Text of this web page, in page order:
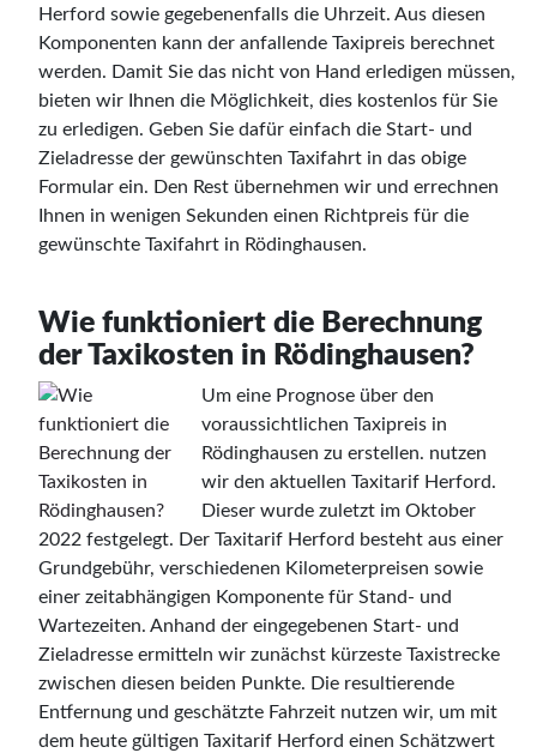
Herford sowie gegebenenfalls die Uhrzeit. Aus diesen
Komponenten kann der anfallende Taxipreis berechnet
werden. Damit Sie das nicht von Hand erledigen müssen,
bieten wir Ihnen die Möglichkeit, dies kostenlos für Sie
zu erledigen. Geben Sie dafür einfach die Start- und
Zieladresse der gewünschten Taxifahrt in das obige
Formular ein. Den Rest übernehmen wir und errechnen
Ihnen in wenigen Sekunden einen Richtpreis für die
gewünschte Taxifahrt in Rödinghausen.
Wie funktioniert die Berechnung
der Taxikosten in Rödinghausen?
Um eine Prognose über den
voraussichtlichen Taxipreis in
Rödinghausen zu erstellen. nutzen
wir den aktuellen Taxitarif Herford.
Dieser wurde zuletzt im Oktober
2022 festgelegt. Der Taxitarif Herford besteht aus einer
Grundgebühr, verschiedenen Kilometerpreisen sowie
einer zeitabhängigen Komponente für Stand- und
Wartezeiten. Anhand der eingegebenen Start- und
Zieladresse ermitteln wir zunächst kürzeste Taxistrecke
zwischen diesen beiden Punkte. Die resultierende
Entfernung und geschätzte Fahrzeit nutzen wir, um mit
dem heute gültigen Taxitarif Herford einen Schätzwert